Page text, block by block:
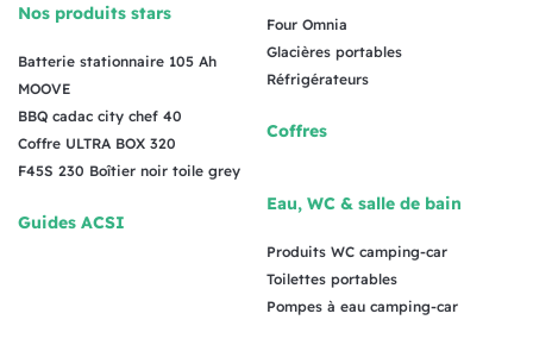
Nos produits stars
Batterie stationnaire 105 Ah
MOOVE
BBQ cadac city chef 40
Coffre ULTRA BOX 320
F45S 230 Boîtier noir toile grey
Guides ACSI
Four Omnia
Glacières portables
Réfrigérateurs
Coffres
Eau, WC & salle de bain
Produits WC camping-car
Toilettes portables
Pompes à eau camping-car